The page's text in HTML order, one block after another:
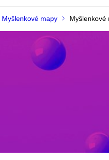
Myšlenkové mapy Myšlenkové